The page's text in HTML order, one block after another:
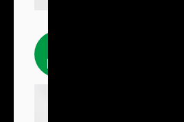
produkty